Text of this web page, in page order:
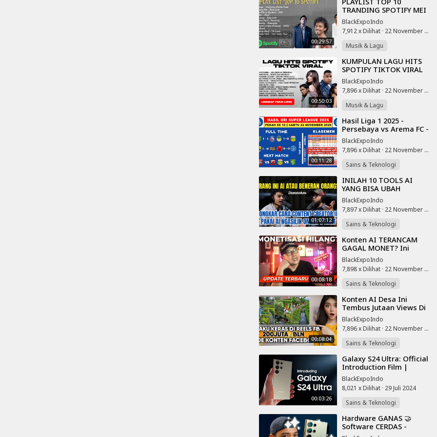
00:29:57
TRANDING SPOTIFY MEI
2025 || Kumpulan LAGU
POP INDONESIA 2025 *(
NO IKLAN )*
BlackExpoIndo
7,912 x Dilihat · 22 November 2025
Musik & Lagu
00:50:03
⁣KUMPULAN LAGU HITS
SPOTIFY TIKTOK VIRAL
2025 - LAGU INDONESIA
TERBAIK
BlackExpoIndo
7,896 x Dilihat · 22 November 2025
Musik & Lagu
00:11:28
⁣Hasil Liga 1 2025 -
Persebaya vs Arema FC -
Klasemen Liga 1 2025
Terbaru Hari Ini - Liga 1
Indonesia
BlackExpoIndo
7,896 x Dilihat · 22 November 2025
Sains & Teknologi
01:07:12
⁣INILAH 10 TOOLS AI
YANG BISA UBAH
NASIBMU! HASILIN
CUAN RATUSAN JUTA
TANPA HARUS GAJI
KARYAWAN!🤑
BlackExpoIndo
7,897 x Dilihat · 22 November 2025
Sains & Teknologi
00:08:18
⁣Konten AI TERANCAM
GAGAL MONET? Ini
Update YouTube Terbaru
yang Bikin Kaget 😱
BlackExpoIndo
7,898 x Dilihat · 22 November 2025
Sains & Teknologi
00:08:04
⁣Konten AI Desa Ini
Tembus Jutaan Views Di
Facebook Pro - Nih
Rahasianya!
BlackExpoIndo
7,896 x Dilihat · 22 November 2025
Sains & Teknologi
00:03:26
⁣Galaxy S24 Ultra: Official
Introduction Film |
Samsung Indonesia
BlackExpoIndo
8,021 x Dilihat · 29 Juli 2024
Sains & Teknologi
⁣Hardware GANAS 🤝
Software CERDAS -
Review Samsung S24